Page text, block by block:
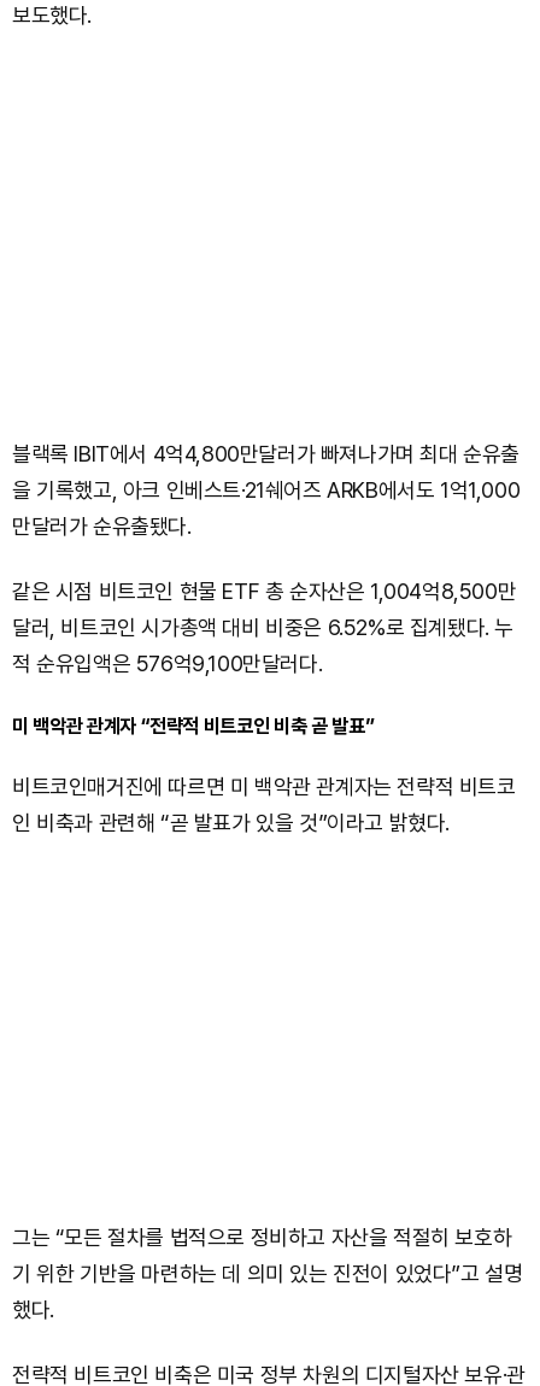
보도했다.
블랙록 IBIT에서 4억4,800만달러가 빠져나가며 최대 순유출
을 기록했고, 아크 인베스트·21쉐어즈 ARKB에서도 1억1,000
만달러가 순유출됐다.
같은 시점 비트코인 현물 ETF 총 순자산은 1,004억8,500만
달러, 비트코인 시가총액 대비 비중은 6.52%로 집계됐다. 누
적 순유입액은 576억9,100만달러다.
미 백악관 관계자 “전략적 비트코인 비축 곧 발표”
비트코인매거진에 따르면 미 백악관 관계자는 전략적 비트코
인 비축과 관련해 “곧 발표가 있을 것”이라고 밝혔다.
그는 “모든 절차를 법적으로 정비하고 자산을 적절히 보호하
기 위한 기반을 마련하는 데 의미 있는 진전이 있었다”고 설명
했다.
전략적 비트코인 비축은 미국 정부 차원의 디지털자산 보유·관